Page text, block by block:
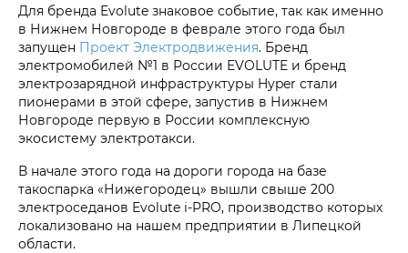
Для бренда Evolute знаковое событие, так как именно
в Нижнем Новгороде в феврале этого года был
запущен Проект Электродвижения. Бренд
электромобилей №1 в России EVOLUTE и бренд
электрозарядной инфраструктуры Hyper стали
пионерами в этой сфере, запустив в Нижнем
Новгороде первую в России комплексную
экосистему электротакси.
В начале этого года на дороги города на базе
такоспарка «Нижегородец» вышли свыше 200
электроседанов Evolute i‑PRO, производство которых
локализовано на нашем предприятии в Липецкой
области.